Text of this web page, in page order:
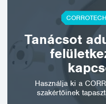
Tanácsot
Használja ki a
szakértőinek